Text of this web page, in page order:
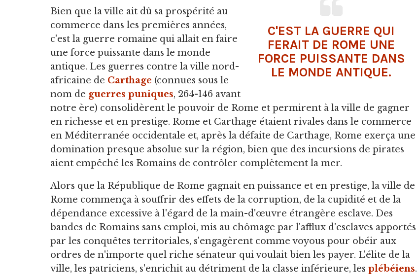
C'EST LA GUERRE QUI
FERAIT DE ROME UNE
FORCE PUISSANTE DANS
LE MONDE ANTIQUE.
Bien que la ville ait dû sa prospérité au
commerce dans les premières années,
c'est la guerre romaine qui allait en faire
une force puissante dans le monde
antique. Les guerres contre la ville nord-
africaine de Carthage (connues sous le
nom de guerres puniques, 264-146 avant
notre ère) consolidèrent le pouvoir de Rome et permirent à la ville de gagner
en richesse et en prestige. Rome et Carthage étaient rivales dans le commerce
en Méditerranée occidentale et, après la défaite de Carthage, Rome exerça une
domination presque absolue sur la région, bien que des incursions de pirates
aient empêché les Romains de contrôler complètement la mer.
Alors que la République de Rome gagnait en puissance et en prestige, la ville de
Rome commença à souffrir des effets de la corruption, de la cupidité et de la
dépendance excessive à l'égard de la main-d'œuvre étrangère esclave. Des
bandes de Romains sans emploi, mis au chômage par l'afflux d'esclaves apportés
par les conquêtes territoriales, s'engagèrent comme voyous pour obéir aux
ordres de n'importe quel riche sénateur qui voulait bien les payer. L'élite de la
ville, les patriciens, s'enrichit au détriment de la classe inférieure, les plébéiens.